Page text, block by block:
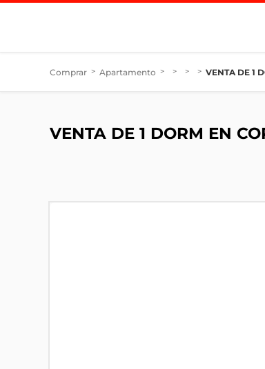
Comprar > Apartamento > > > > VENTA DE 1
VENTA DE 1 DORM EN